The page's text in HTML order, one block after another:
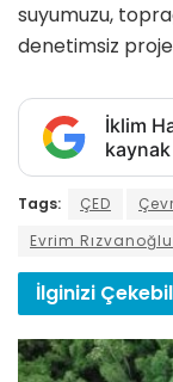
suyumuzu,
denetimsiz
İklim
Tags: ÇED
Evrim Rızvanoğlu
İlginizi